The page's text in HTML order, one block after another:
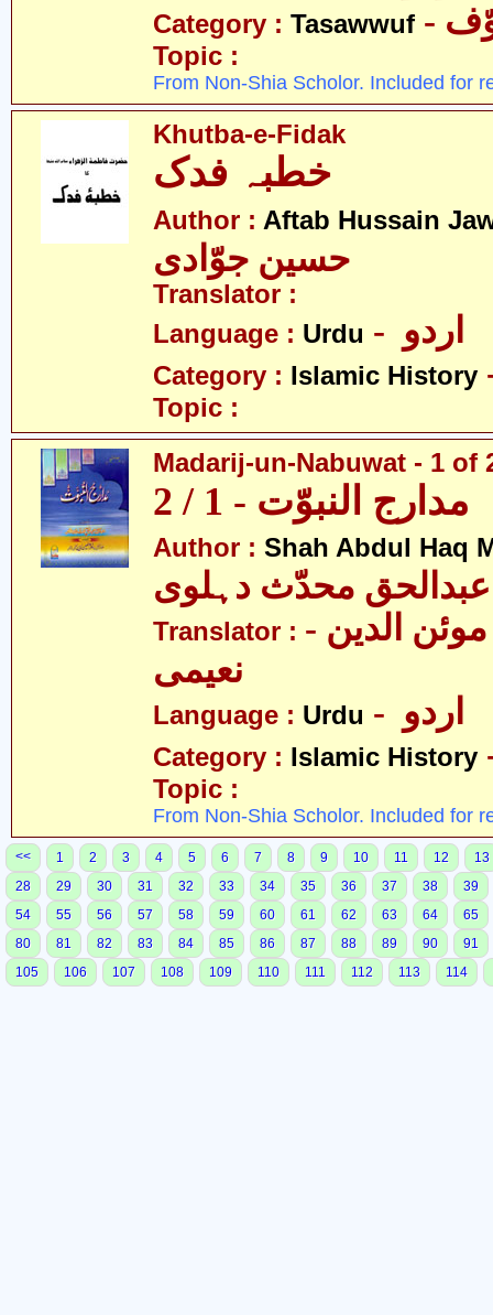
Category : Tasawwuf
Topic :
From Non-Shia Scholor. Included for
Khutba-e-Fidak
خطبہ فدک
Author : Aftab Hussain
Translator :
Language : Urdu
Category : Islamic History
Topic :
Madarij-un-Nabuwat - 1 of
مدارج النبوّت - 1 / 2
Author : Shah Abdul Haq
محدّث دہلوی
Translator : - سیّد غلام موئن الدین
Language : Urdu
Category : Islamic History
Topic :
From Non-Shia Scholor. Included for
<< 1 2 3 4 5 6 7 8 9 10 11 12
13
28
29 30 31 32 33 34 35 36 37 38
39
54
55 56 57 58 59 60 61 62 63 64
65
80
81 82 83 84 85 86 87 88 89 90
91
105
106 107 108 109 110 111 112 113 114